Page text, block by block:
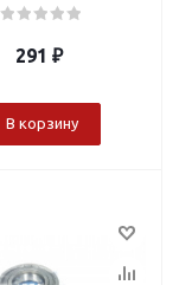
291 ₽
В корзину